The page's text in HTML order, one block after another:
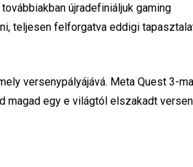
újradefiniáljuk gaming
teljesen felforgatva eddigi
versenypályájává. Meta Quest 3-
magad egy e világtól elszakadt